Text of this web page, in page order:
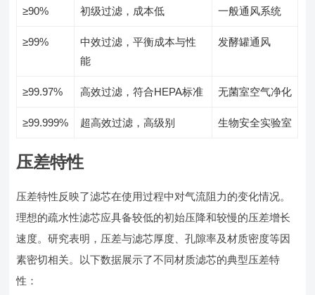
≥90% 初级过滤，成本低 一般通风系统
≥99%
中效过滤，平衡成本与性
能
发酵罐通风
≥99.97% 高效过滤，符合HEPA标准 无菌室空气净化
≥99.999% 超高效过滤，高级别 生物安全实验室
压差特性
压差特性反映了滤芯在使用过程中对气流阻力的变化情况。
理想的疏水性滤芯应具备较低的初始压降和较慢的压差增长
速度。研究表明，压差与滤芯厚度、孔隙率及材质密度等因
素密切相关。以下数据展示了不同材质滤芯的典型压差特
性：